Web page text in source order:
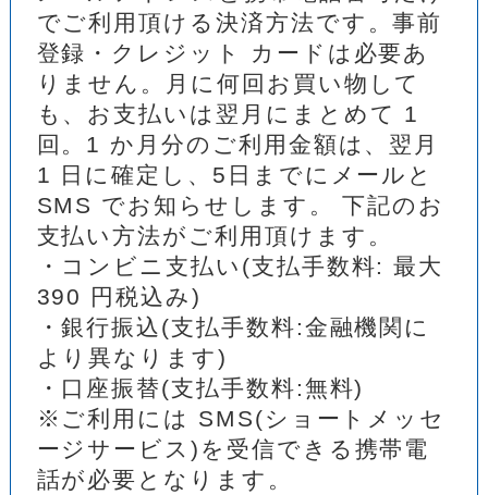
でご利用頂ける決済方法です。事前
登録・クレジット カードは必要あ
りません。月に何回お買い物して
も、お支払いは翌月にまとめて 1
回。1 か月分のご利用金額は、翌月
1 日に確定し、5日までにメールと
SMS でお知らせします。 下記のお
支払い方法がご利用頂けます。
・コンビニ支払い(支払手数料: 最大
390 円税込み)
・銀行振込(支払手数料:金融機関に
より異なります)
・口座振替(支払手数料:無料)
※ご利用には SMS(ショートメッセ
ージサービス)を受信できる携帯電
話が必要となります。